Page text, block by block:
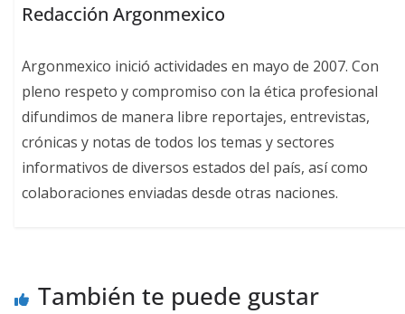
Redacción Argonmexico
Argonmexico inició actividades en mayo de 2007. Con
pleno respeto y compromiso con la ética profesional
difundimos de manera libre reportajes, entrevistas,
crónicas y notas de todos los temas y sectores
informativos de diversos estados del país, así como
colaboraciones enviadas desde otras naciones.
También te puede gustar